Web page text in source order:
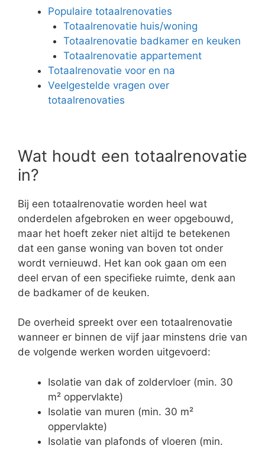
Populaire totaalrenovaties
Totaalrenovatie huis/woning
Totaalrenovatie badkamer en keuken
Totaalrenovatie appartement
Totaalrenovatie voor en na
Veelgestelde vragen over
totaalrenovaties
Wat houdt een totaalrenovatie
in?
Bij een totaalrenovatie worden heel wat
onderdelen afgebroken en weer opgebouwd,
maar het hoeft zeker niet altijd te betekenen
dat een ganse woning van boven tot onder
wordt vernieuwd. Het kan ook gaan om een
deel ervan of een specifieke ruimte, denk aan
de badkamer of de keuken.
De overheid spreekt over een totaalrenovatie
wanneer er binnen de vijf jaar minstens drie van
de volgende werken worden uitgevoerd:
Isolatie van dak of zoldervloer (min. 30
m² oppervlakte)
Isolatie van muren (min. 30 m²
oppervlakte)
Isolatie van plafonds of vloeren (min.